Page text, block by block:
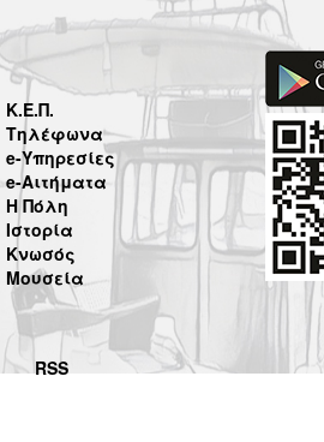
Κ.Ε.Π.
Τηλέφωνα
e-Υπηρεσίες
e-Αιτήματα
Η Πόλη
Ιστορία
Κνωσός
Μουσεία
RSS